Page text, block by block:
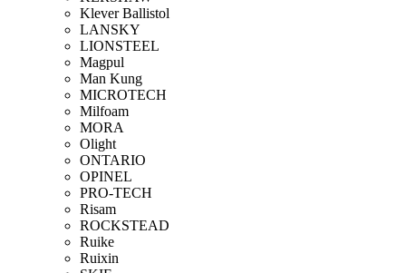
Klever Ballistol
LANSKY
LIONSTEEL
Magpul
Man Kung
MICROTECH
Milfoam
MORA
Olight
ONTARIO
OPINEL
PRO-TECH
Risam
ROCKSTEAD
Ruike
Ruixin